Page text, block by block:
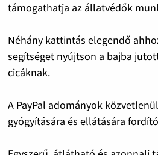
támogathatja az állatvédők
Néhány kattintás elegendő
segítséget nyújtson a bajba
cicáknak.
A PayPal adományok
gyógyítására és ellátására